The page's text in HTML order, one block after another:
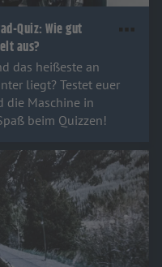
Quiz: Wie gut
aus?
das heißeste an
liegt? Testet euer
die Maschine in
beim Quizzen!